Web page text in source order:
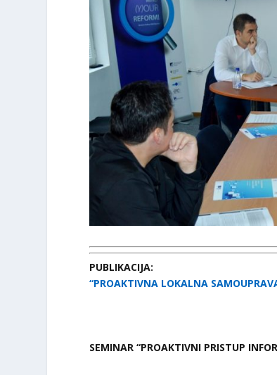
PUBLIKACIJA:
“PROAKTIVNA LOKALNA
SEMINAR “PROAKTIVNI PRISTUP